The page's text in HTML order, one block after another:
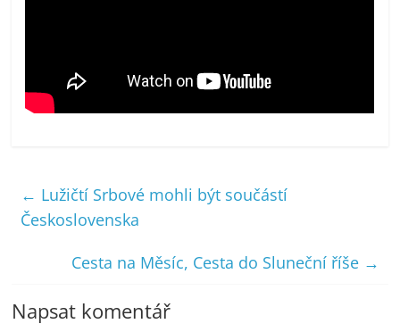
← Lužičtí Srbové mohli být součástí
Československa
Cesta na Měsíc, Cesta do Sluneční říše →
Napsat komentář